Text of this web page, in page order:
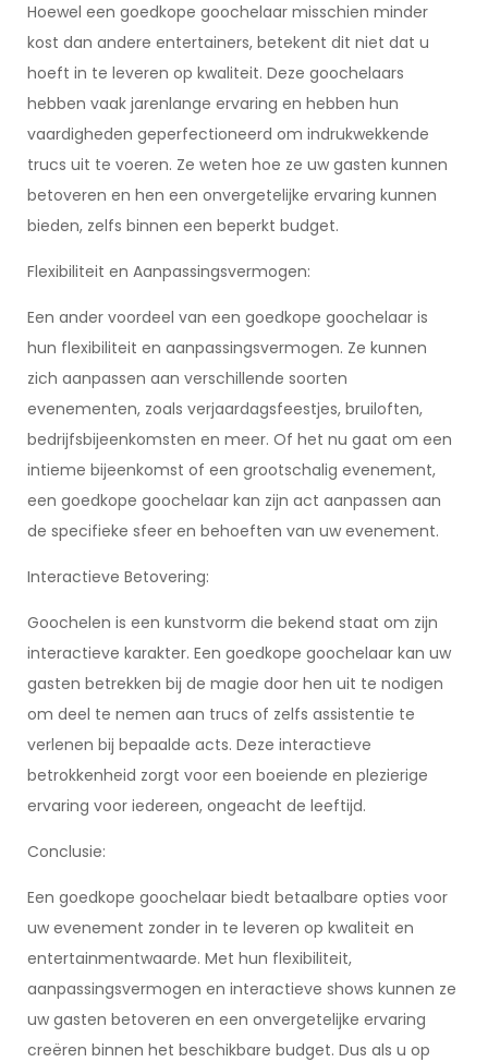
Hoewel een goedkope goochelaar misschien minder
kost dan andere entertainers, betekent dit niet dat u
hoeft in te leveren op kwaliteit. Deze goochelaars
hebben vaak jarenlange ervaring en hebben hun
vaardigheden geperfectioneerd om indrukwekkende
trucs uit te voeren. Ze weten hoe ze uw gasten kunnen
betoveren en hen een onvergetelijke ervaring kunnen
bieden, zelfs binnen een beperkt budget.
Flexibiliteit en Aanpassingsvermogen:
Een ander voordeel van een goedkope goochelaar is
hun flexibiliteit en aanpassingsvermogen. Ze kunnen
zich aanpassen aan verschillende soorten
evenementen, zoals verjaardagsfeestjes, bruiloften,
bedrijfsbijeenkomsten en meer. Of het nu gaat om een
intieme bijeenkomst of een grootschalig evenement,
een goedkope goochelaar kan zijn act aanpassen aan
de specifieke sfeer en behoeften van uw evenement.
Interactieve Betovering:
Goochelen is een kunstvorm die bekend staat om zijn
interactieve karakter. Een goedkope goochelaar kan uw
gasten betrekken bij de magie door hen uit te nodigen
om deel te nemen aan trucs of zelfs assistentie te
verlenen bij bepaalde acts. Deze interactieve
betrokkenheid zorgt voor een boeiende en plezierige
ervaring voor iedereen, ongeacht de leeftijd.
Conclusie:
Een goedkope goochelaar biedt betaalbare opties voor
uw evenement zonder in te leveren op kwaliteit en
entertainmentwaarde. Met hun flexibiliteit,
aanpassingsvermogen en interactieve shows kunnen ze
uw gasten betoveren en een onvergetelijke ervaring
creëren binnen het beschikbare budget. Dus als u op